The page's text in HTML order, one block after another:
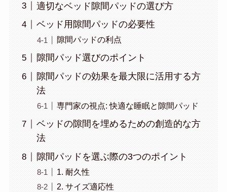
適切なベッド隙間パッドの選び方
ベッド用隙間パッドの必要性
隙間パッドの利点
隙間パッド選びのポイント
隙間パッドの効果を最大限に活用する方
法
専門家の視点: 快適な睡眠と隙間パッド
ベッドの隙間を埋めるための創造的な方
法
隙間パッドを選ぶ際の3つのポイント
1. 耐久性
2. サイズ適応性